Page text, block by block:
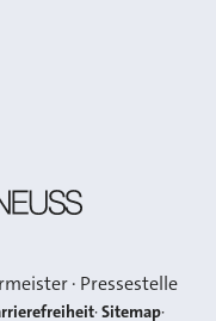
· Pressestelle
Sitemap